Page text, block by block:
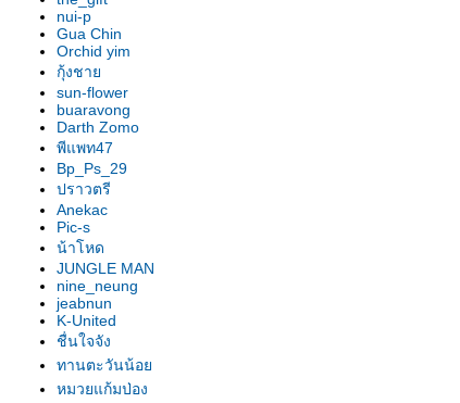
nui-p
Gua Chin
Orchid yim
กุ้งชา
sun-flower
buaravong
Darth Zomo
พีแพท47
Bp_Ps_29
ปราวตรี
Anekac
Pic-s
น้าโหด
JUNGLE MAN
nine_neung
jeabnun
K-United
ชื่นใจจัง
ทานตะวันน้อ
หมวยแก้มป่อง